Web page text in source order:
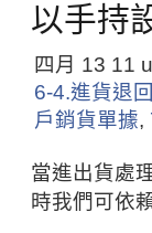
以手持
四月 13 11
6-4.進貨退
戶銷貨單據,
當進出貨處
時我們可依